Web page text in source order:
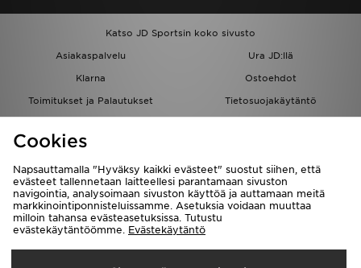
Katso JD Sportsin koko sivusto
Asiakaspalvelu
Ura JD:llä
Klarna
Ostoehdot
Toimitukset ja Palautukset
Tietosuojakäytäntö
Löydä myymälä
Kumppanuusohjelma
JD Blog
Toimitetaan
Cookies
Napsauttamalla "Hyväksy kaikki evästeet" suostut siihen, että
evästeet tallennetaan laitteellesi parantamaan sivuston
navigointia, analysoimaan sivuston käyttöä ja auttamaan meitä
markkinointiponnisteluissamme. Asetuksia voidaan muuttaa
milloin tahansa evästeasetuksissa. Tutustu
evästekäytäntöömme. Evästekäytäntö